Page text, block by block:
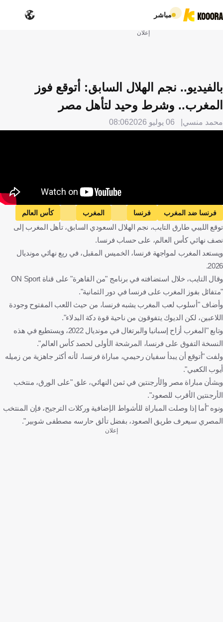
مباشر
إعلان
بالفيديو.. نجم الهلال السابق: أتوقع فوز
المغرب.. وشرط وحيد لتأهل مصر
محمد منسي 06 يوليو 2026 08:06
فرنسا ضد المغرب فرنسا المغرب
كأس العالم
الأرجنتين ضد مصر
الأرجنتين مصر
الهلال
المغرب
مصر المملكة العربية السعودية
توقع الليبي طارق التايب، نجم الهلال السعودي السابق، تأهل المغرب إلى
نصف نهائي كأس العالم، على حساب فرنسا.
ويستعد المغرب لمواجهة فرنسا، الخميس المقبل، في ربع نهائي مونديال
2026.
وقال التايب، خلال استضافته في برنامج "من القاهرة" على قناة ON Sport
"متفائل بفوز المغرب على فرنسا في دور الثمانية".
وأضاف "أسلوب لعب المغرب يشبه فرنسا، من حيث اللعب المفتوح وجودة
اللاعبين، لكن الديوك يتفوقون من ناحية قوة دكة البدلاء".
وتابع "المغرب أزاح إسبانيا والبرتغال في مونديال 2022، ويستطيع في هذه
النسخة التفوق على فرنسا، المرشحة الأولى لحصد كأس العالم".
ولفت "أتوقع أن يبدأ سفيان رحيمي، مباراة فرنسا، لأنه أكثر جاهزية من زميله
أيوب الكعبي".
وبشأن مباراة مصر والأرجنتين في ثمن النهائي، علق "على الورق، منتخب
الأرجنتين الأقرب للصعود".
ونوه "أما إذا وصلت المباراة للأشواط الإضافية وركلات الترجيح، فإن المنتخب
المصري سيعرف طريق الصعود، بفضل تألق حارسه مصطفى شوبير".
إعلان